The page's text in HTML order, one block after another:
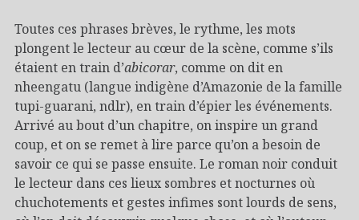
Toutes ces phrases brèves, le rythme, les mots
plongent le lecteur au cœur de la scène, comme s’ils
étaient en train d’abicorar, comme on dit en
nheengatu (langue indigène d’Amazonie de la famille
tupi-guarani, ndlr), en train d’épier les événements.
Arrivé au bout d’un chapitre, on inspire un grand
coup, et on se remet à lire parce qu’on a besoin de
savoir ce qui se passe ensuite. Le roman noir conduit
le lecteur dans ces lieux sombres et nocturnes où
chuchotements et gestes infimes sont lourds de sens,